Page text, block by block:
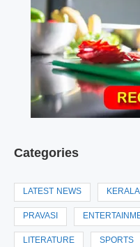
Categories
LATEST NEWS KERALA
PRAVASI
LITERATURE SPORTS